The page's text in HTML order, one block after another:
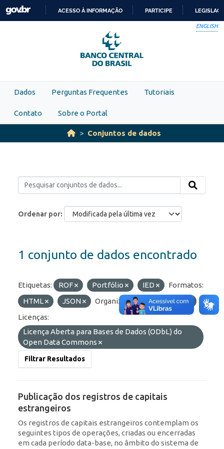
Skip to main content
PARA
O
CONTEÚDO
ACESSO À INFORMAÇÃO PARTICIPE
ENGLISH
Dados Perguntas Frequentes Tutoriais
Contato Sobre o Portal
Conjuntos de dados
Ordenar por
1 conjunto de dados encontrado
Etiquetas: ROF Portfólio IED
Formatos:
HTML
JSON Organizações:
BCB/Dstat
Licenças:
Licença Aberta para Bases de Dados (ODbL) do
Open Data Commons
Filtrar Resultados
Publicação dos registros de capitais
estrangeiros
Os registros de capitais estrangeiros contemplam os
seguintes tipos de operações, criadas ou encerradas
em cada período data-base, no âmbito do sistema de